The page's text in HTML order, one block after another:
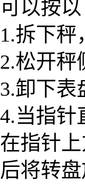
可以按
1.拆下秤
2.松开秤
3.卸下表
4.当指针
在指针上
后将转盘